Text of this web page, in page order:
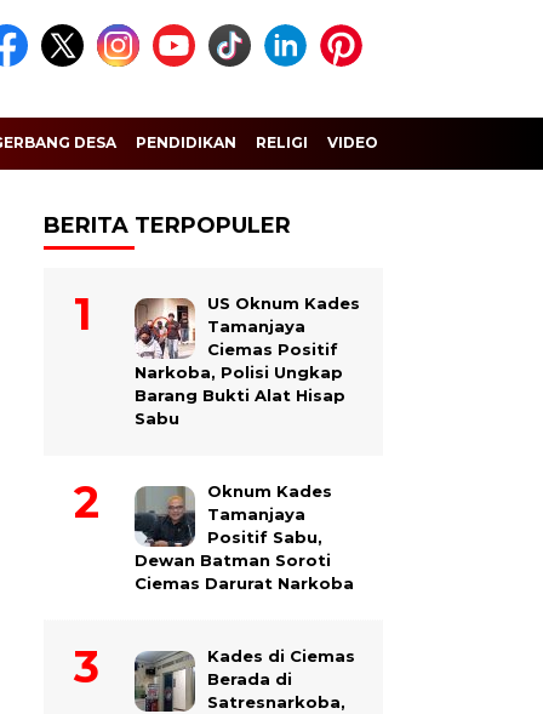
DESA PENDIDIKAN RELIGI VIDEO
BERITA TERPOPULER
US Oknum Kades
Tamanjaya
Ciemas Positif
Narkoba, Polisi Ungkap
Barang Bukti Alat Hisap
Sabu
Oknum Kades
Tamanjaya
Positif Sabu,
Dewan Batman Soroti
Ciemas Darurat Narkoba
Kades di Ciemas
Berada di
Satresnarkoba,